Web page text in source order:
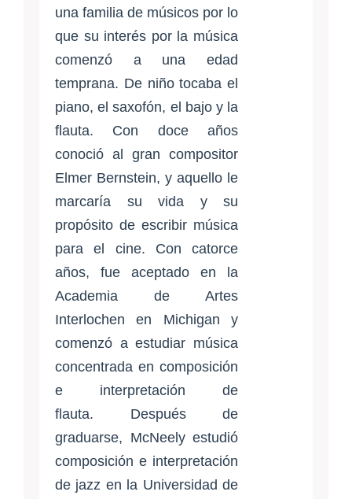
una familia de músicos por lo
que su interés por la música
comenzó a una edad
temprana. De niño tocaba el
piano, el saxofón, el bajo y la
flauta. Con doce años
conoció al gran compositor
Elmer Bernstein, y aquello le
marcaría su vida y su
propósito de escribir música
para el cine. Con catorce
años, fue aceptado en la
Academia de Artes
Interlochen en Michigan y
comenzó a estudiar música
concentrada en composición
e interpretación de
flauta. Después de
graduarse, McNeely estudió
composición e interpretación
de jazz en la Universidad de